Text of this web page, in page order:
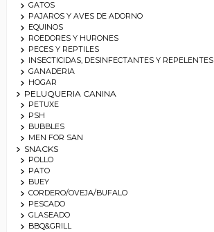
GATOS
PAJAROS Y AVES DE ADORNO
EQUINOS
ROEDORES Y HURONES
PECES Y REPTILES
INSECTICIDAS, DESINFECTANTES Y REPELENTES
GANADERIA
HOGAR
PELUQUERIA CANINA
PETUXE
PSH
BUBBLES
MEN FOR SAN
SNACKS
POLLO
PATO
BUEY
CORDERO/OVEJA/BUFALO
PESCADO
GLASEADO
BBQ&GRILL